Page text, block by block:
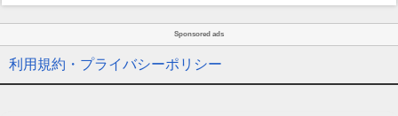
Sponsored ads
利用規約・プライバシーポリシー